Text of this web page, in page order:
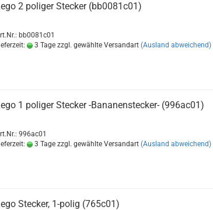
2 poliger Stecker (bb0081c01)
bb0081c01
3 Tage zzgl. gewählte Versandart (Ausland abweichend)
1 poliger Stecker -Bananenstecker- (996ac01)
996ac01
3 Tage zzgl. gewählte Versandart (Ausland abweichend)
Stecker, 1-polig (765c01)